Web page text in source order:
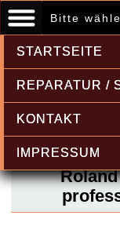
Bitte
STARTSEITE
REPARATUR /
KONTAKT
IMPRESSUM